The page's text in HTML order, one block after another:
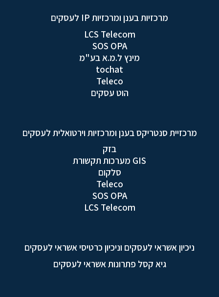
מרכזיות בענן ומרכזיות IP לעסקים
LCS Telecom
SOS OPA
מינץ ל.מ.א בע"מ
tochat
Teleco
הוט עסקים
מרכזיית סנטריקס בענן ומרכזיות וירטואלית לעסקים
בזק
GIS מערכות תקשורת
סלקום
Teleco
SOS OPA
LCS Telecom
ניכיון אשראי לעסקים וניכיון כרטיסי אשראי לעסקים
גיא קסל פתרונות אשראי לעסקים